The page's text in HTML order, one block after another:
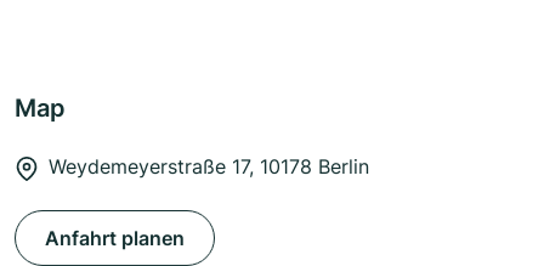
Map
Weydemeyerstraße 17, 10178 Berlin
Anfahrt planen